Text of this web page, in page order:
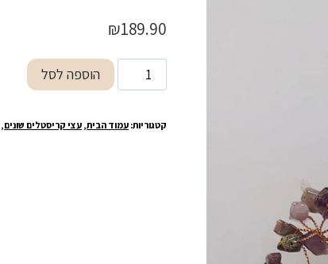
₪189.90
כמות
של
אבנים
הוספה לסל
קטגוריות: עמוד הבית, עצי קריסטלים שונים,